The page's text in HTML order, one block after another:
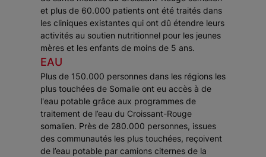
et plus de 60.000 patients ont été traités dans
les cliniques existantes qui ont dû étendre leurs
activités au soutien nutritionnel pour les jeunes
mères et les enfants de moins de 5 ans.
EAU
Plus de 150.000 personnes dans les régions les
plus touchées de Somalie ont eu accès à de
l'eau potable grâce aux programmes de
traitement de l’eau du Croissant-Rouge
somalien. Près de 280.000 personnes, issues
des communautés les plus touchées, reçoivent
de l’eau potable par camions citernes de la